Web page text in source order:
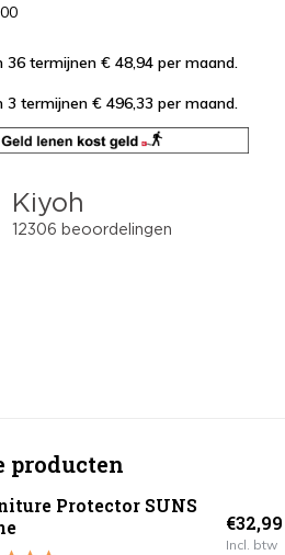
36 termijnen € 48,94 per maand.
3 termijnen € 496,33 per maand.
producten
Protector SUNS
€32,99
Incl. btw